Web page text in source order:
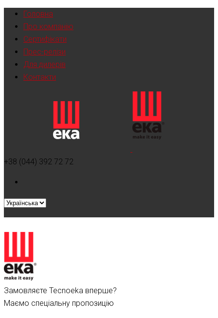
Головна
Про компанію
Сертифікати
Прес-релізи
Для дилерів
Контакти
+38 (044) 392 72 72
Замовляєте Tecnoeka вперше?
Маємо спеціальну пропозицію